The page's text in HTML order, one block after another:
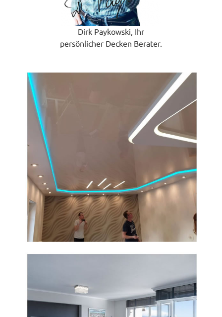
Dirk Paykowski, Ihr
persönlicher Decken Berater.